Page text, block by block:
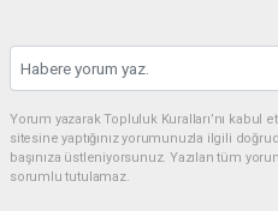
Yorum yazarak Topluluk Kuralları’nı
sitesine yaptığınız yorumunuzla ilgili
başınıza üstleniyorsunuz. Yazılan tüm
sorumlu tutulamaz.